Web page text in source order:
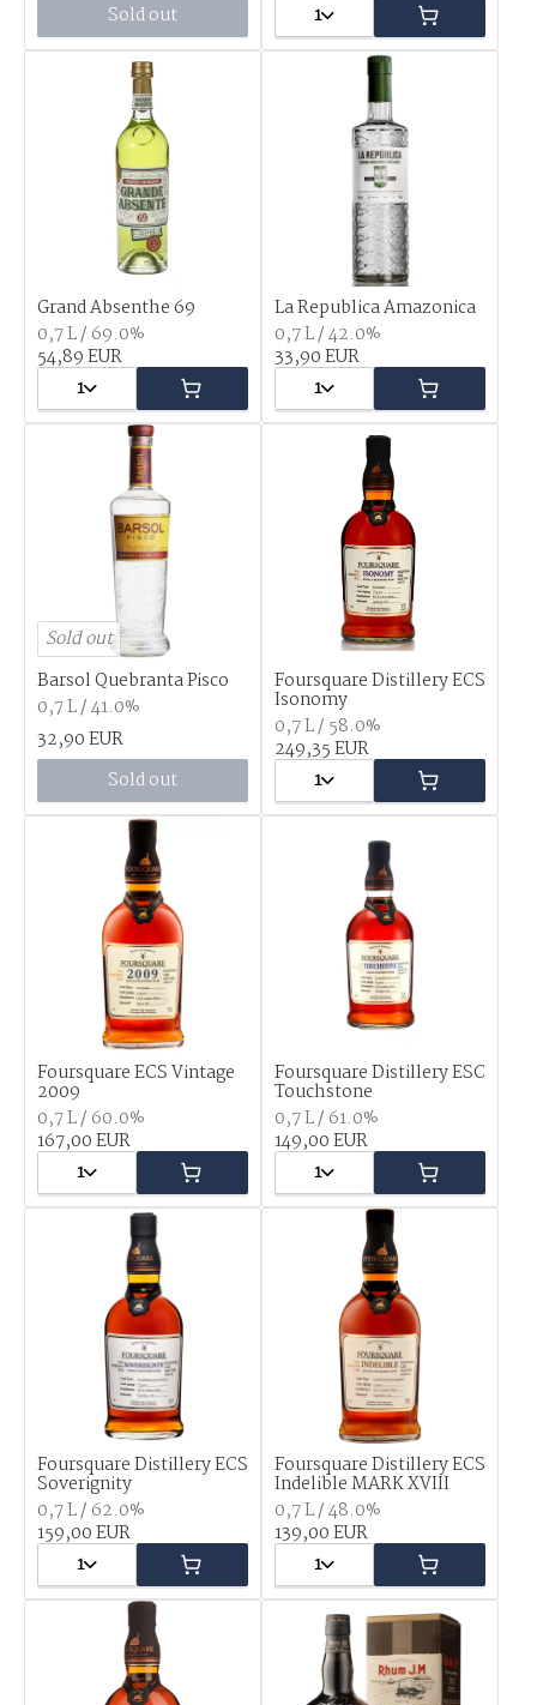
Sold out
1
Grand Absenthe 69
0,7 L / 69.0%
54,89 EUR
1
La Republica Amazonica
0,7 L / 42.0%
33,90 EUR
1
Sold out
Barsol Quebranta Pisco
0,7 L / 41.0%
32,90 EUR
Sold out
Foursquare Distillery ECS
Isonomy
0,7 L / 58.0%
249,35 EUR
1
Foursquare ECS Vintage
2009
0,7 L / 60.0%
167,00 EUR
1
Foursquare Distillery ESC
Touchstone
0,7 L / 61.0%
149,00 EUR
1
Foursquare Distillery ECS
Soverignity
0,7 L / 62.0%
159,00 EUR
1
Foursquare Distillery ECS
Indelible MARK XVIII
0,7 L / 48.0%
139,00 EUR
1